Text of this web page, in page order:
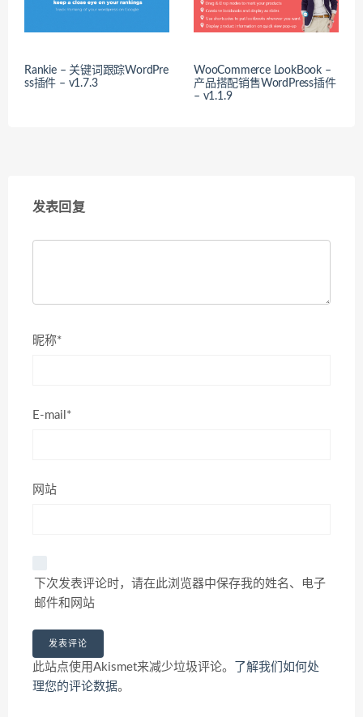
Rankie – 关键词跟踪WordPre
ss插件 – v1.7.3
WooCommerce LookBook –
产品搭配销售WordPress插件
– v1.1.9
发表回复
昵称*
E-mail*
网站
下次发表评论时，请在此浏览器中保存我的姓名、电子
邮件和网站
此站点使用Akismet来减少垃圾评论。
了解我们如何处
理您的评论数据。